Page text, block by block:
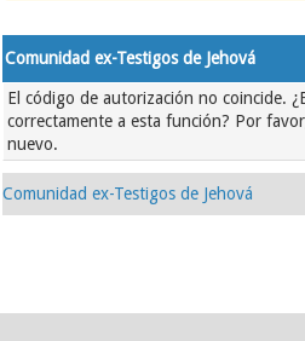
Comunidad ex-Testigos de Jehová
El código de autorización no coincide.
correctamente a esta función? Por
nuevo.
Comunidad ex-Testigos de Jehová